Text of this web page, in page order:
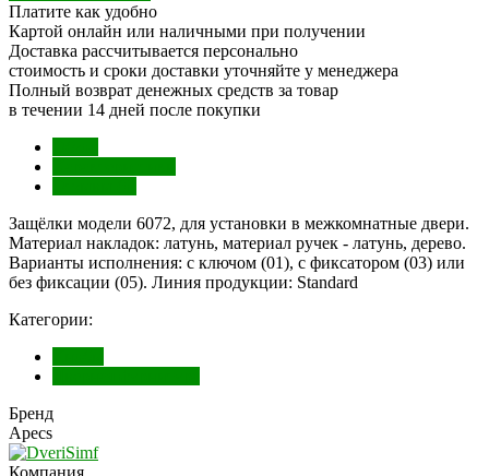
Платите как удобно
Картой онлайн или наличными при получении
Доставка рассчитывается персонально
стоимость и сроки доставки уточняйте у менеджера
Полный возврат денежных средств за товар
в течении 14 дней после покупки
Защёлки модели 6072, для установки в межкомнатные двери.
Материал накладок: латунь, материал ручек - латунь, дерево.
Варианты исполнения: с ключом (01), с фиксатором (03) или
без фиксации (05). Линия продукции: Standard
Категории:
Бренд
Apecs
Компания